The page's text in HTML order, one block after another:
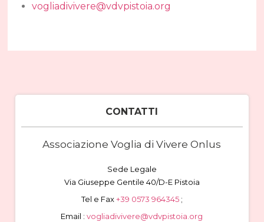
vogliadivivere@vdvpistoia.org
CONTATTI
Associazione Voglia di Vivere Onlus
Sede Legale
Via Giuseppe Gentile 40/D-E Pistoia
Tel e Fax+39 0573 964345 ;
Email : vogliadivivere@vdvpistoia.org